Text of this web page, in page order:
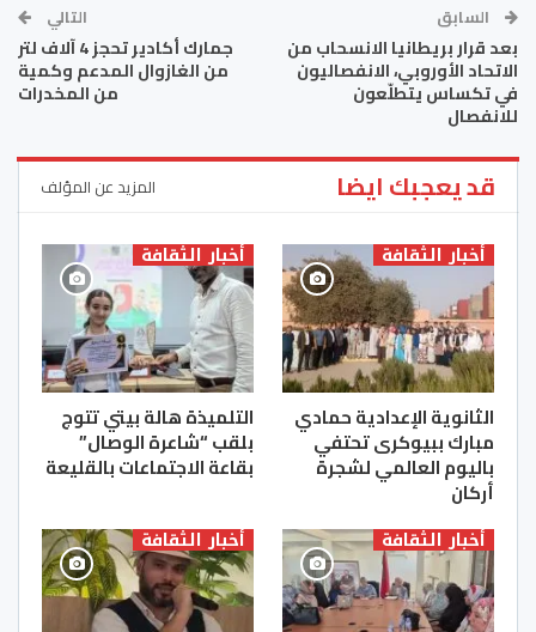
السابق
بعد قرار بريطانيا الانسحاب من
الاتحاد الأوروبي، الانفصاليون
في تكساس يتطلّعون
للانفصال
التالي
جمارك أكادير تحجز 4 آلاف لتر
من الغازوال المدعم وكمية
من المخدرات
قد يعجبك ايضا المزيد عن المؤلف
أخبار الثقافة
الثانوية الإعدادية حمادي
مبارك ببيوكرى تحتفي
باليوم العالمي لشجرة
أركان
أخبار الثقافة
التلميذة هالة بيتي تتوج
بلقب “شاعرة الوصال”
بقاعة الاجتماعات بالقليعة
أخبار الثقافة أخبار الثقافة